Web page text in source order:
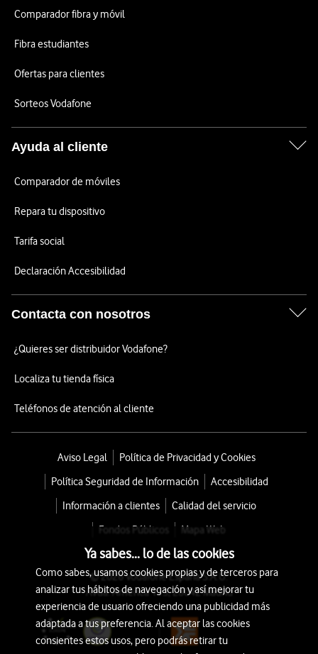
Comparador fibra y móvil
Fibra estudiantes
Ofertas para clientes
Sorteos Vodafone
Ayuda al cliente
Comparador de móviles
Repara tu dispositivo
Tarifa social
Declaración Accesibilidad
Contacta con nosotros
¿Quieres ser distribuidor Vodafone?
Localiza tu tienda física
Teléfonos de atención al cliente
Aviso Legal
Política de Privacidad y Cookies
Política Seguridad de Información
Accesibilidad
Información a clientes
Calidad del servicio
Fondos Públicos
Mapa Web
© 2026 Vodafone España S.A.U.
Avda. América 115, 28042 Madrid
Ya sabes... lo de las cookies
Como sabes, usamos cookies propias y de terceros para
analizar tus hábitos de navegación y así mejorar tu
experiencia de usuario ofreciendo una publicidad más
adaptada a tus preferencia. Al aceptar las cookies
consientes estos usos, pero podrás retirar tu